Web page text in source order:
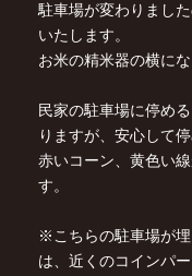
駐車場が変わりまし
いたします。
お米の精米器の横にな
民家の駐車場に停め
りますが、安心して
赤いコーン、黄色い
す。
※こちらの駐車場が
は、近くのコインパ